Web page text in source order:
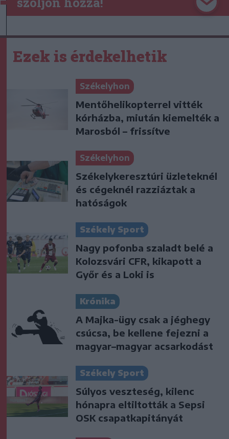
Ezek is érdekelhetik
Székelyhon
Mentőhelikopterrel vitték
kórházba, miután kiemelték a
Marosból – frissítve
Székelyhon
Székelykeresztúri üzleteknél
és cégeknél razziáztak a
hatóságok
Székely Sport
Nagy pofonba szaladt belé a
Kolozsvári CFR, kikapott a
Győr és a Loki is
Krónika
A Majka-ügy csak a jéghegy
csúcsa, be kellene fejezni a
magyar–magyar acsarkodást
Székely Sport
Súlyos veszteség, kilenc
hónapra eltiltották a Sepsi
OSK csapatkapitányát